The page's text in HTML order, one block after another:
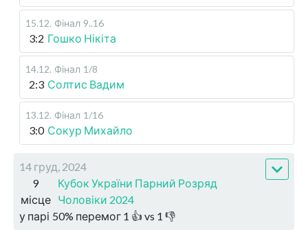
15.12. Фінал 9..16
3:2 Гошко Нікіта
14.12. Фінал 1/8
2:3 Солтис Вадим
13.12. Фінал 1/16
3:0 Сокур Михайло
14 груд, 2024
9
місце
Кубок України Парний Розряд
Чоловіки 2024
у парі 50% перемог 1 👍 vs 1 👎